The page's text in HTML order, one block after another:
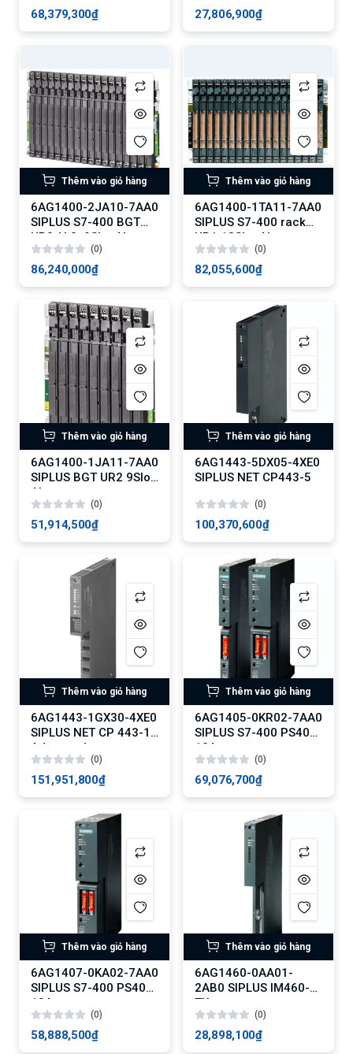
68,379,300₫ 27,806,900₫
Thêm vào giỏ hàng
6AG1400-2JA10-7AA0
SIPLUS S7-400 BGT
UR2-H 2x9Slot Alu
(0)
86,240,000₫
Thêm vào giỏ hàng
6AG1400-1TA11-7AA0
SIPLUS S7-400 rack
UR1 18Slot Alu
(0)
82,055,600₫
Thêm vào giỏ hàng
6AG1400-1JA11-7AA0
SIPLUS BGT UR2 9Slot
Alu
(0)
51,914,500₫
Thêm vào giỏ hàng
6AG1443-5DX05-4XE0
SIPLUS NET CP443-5
(0)
100,370,600₫
Thêm vào giỏ hàng
6AG1443-1GX30-4XE0
SIPLUS NET CP 443-1
Advanced
(0)
151,951,800₫
Thêm vào giỏ hàng
6AG1405-0KR02-7AA0
SIPLUS S7-400 PS405
10A
(0)
69,076,700₫
Thêm vào giỏ hàng
6AG1407-0KA02-7AA0
SIPLUS S7-400 PS407
10A
(0)
58,888,500₫
Thêm vào giỏ hàng
6AG1460-0AA01-
2AB0 SIPLUS IM460-0
TX
(0)
28,898,100₫